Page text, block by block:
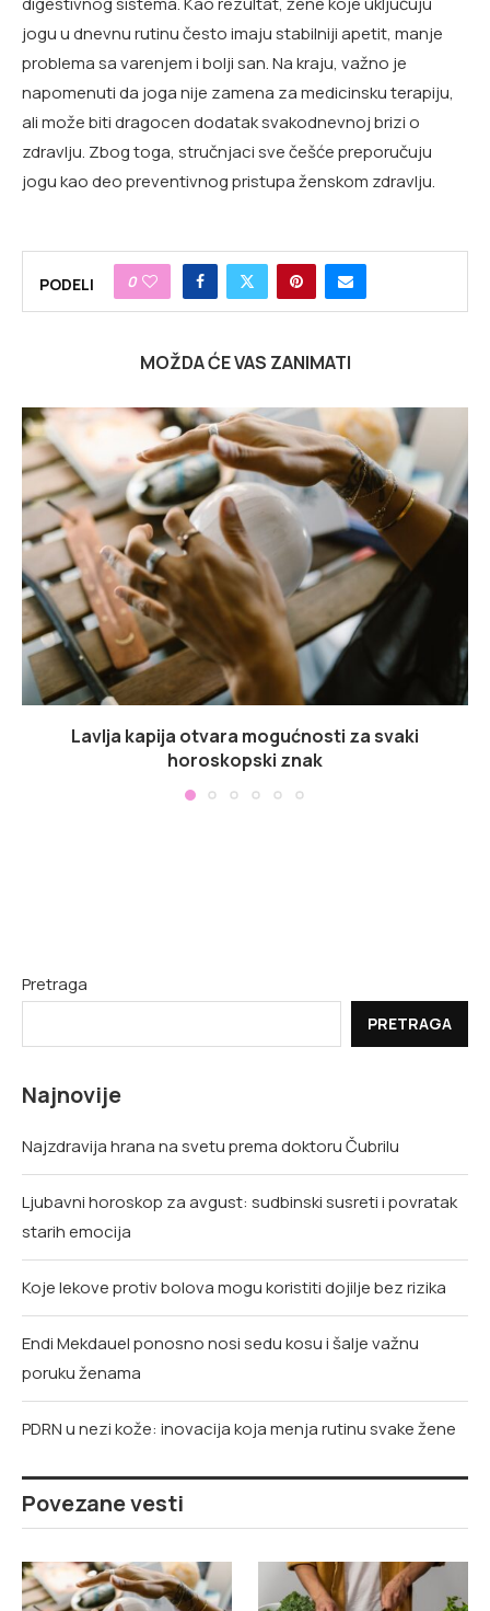
jogu u dnevnu rutinu često imaju stabilniji apetit, manje
problema sa varenjem i bolji san. Na kraju, važno je
napomenuti da joga nije zamena za medicinsku terapiju,
ali može biti dragocen dodatak svakodnevnoj brizi o
zdravlju. Zbog toga, stručnjaci sve češće preporučuju
jogu kao deo preventivnog pristupa ženskom zdravlju.
PODELI 0
MOŽDA ĆE VAS ZANIMATI
Lavlja kapija otvara mogućnosti za svaki
horoskopski znak
Pretraga
PRETRAGA
Najnovije
Najzdravija hrana na svetu prema doktoru Čubrilu
Ljubavni horoskop za avgust: sudbinski susreti i povratak
starih emocija
Koje lekove protiv bolova mogu koristiti dojilje bez rizika
Endi Mekdauel ponosno nosi sedu kosu i šalje važnu
poruku ženama
PDRN u nezi kože: inovacija koja menja rutinu svake žene
Povezane vesti